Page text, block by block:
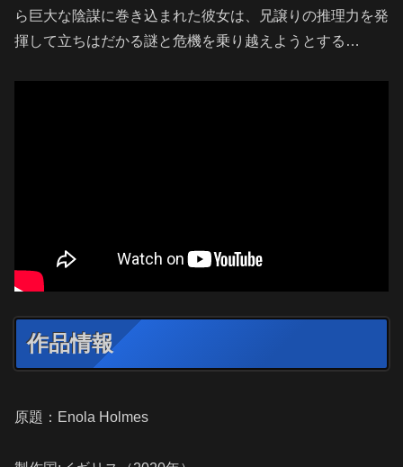
ら巨大な陰謀に巻き込まれた彼女は、兄譲りの推理力を発
揮して立ちはだかる謎と危機を乗り越えようとする…
作品情報
原題：Enola Holmes